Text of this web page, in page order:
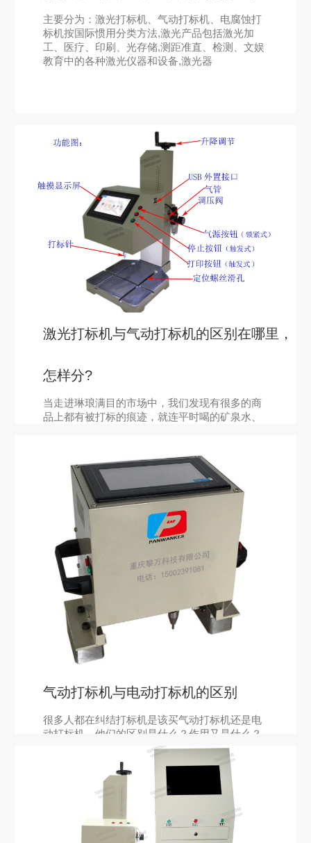
主要分为：激光打标机、气动打标机、电腐蚀打
标机按国际惯用分类方法,激光产品包括激光加
工、医疗、印刷、光存储,测距准直、检测、文娱
教育中的各种激光仪器和设备,激光器
激光打标机与气动打标机的区别在哪里，
怎样分?
当走进琳琅满目的市场中，我们发现有很多的商
品上都有被打标的痕迹，就连平时喝的矿泉水、
气动打标机与电动打标机的区别
很多人都在纠结打标机是该买气动打标机还是电
动打标机，他们的区别是什么？作用又是什么？
在工业生产线中，气动打标机广泛的应用在生产
加工线上。工业气动打标机打标效率高